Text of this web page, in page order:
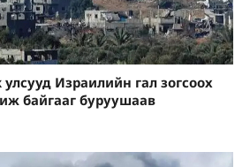
улсууд Израилийн гал зогсоох
байгааг буруушаав